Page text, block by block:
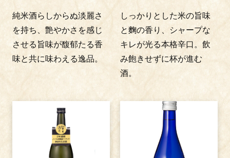
純米酒らしからぬ淡麗さ
を持ち、艶やかさを感じ
させる旨味が馥郁たる香
味と共に味わえる逸品。
しっかりとした米の旨味
と麴の香り、シャープな
キレが光る本格辛口。飲
み飽きせずに杯が進む
酒。